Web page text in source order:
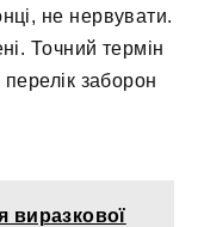
не нервувати.
Точний термін
заборон
виразкової